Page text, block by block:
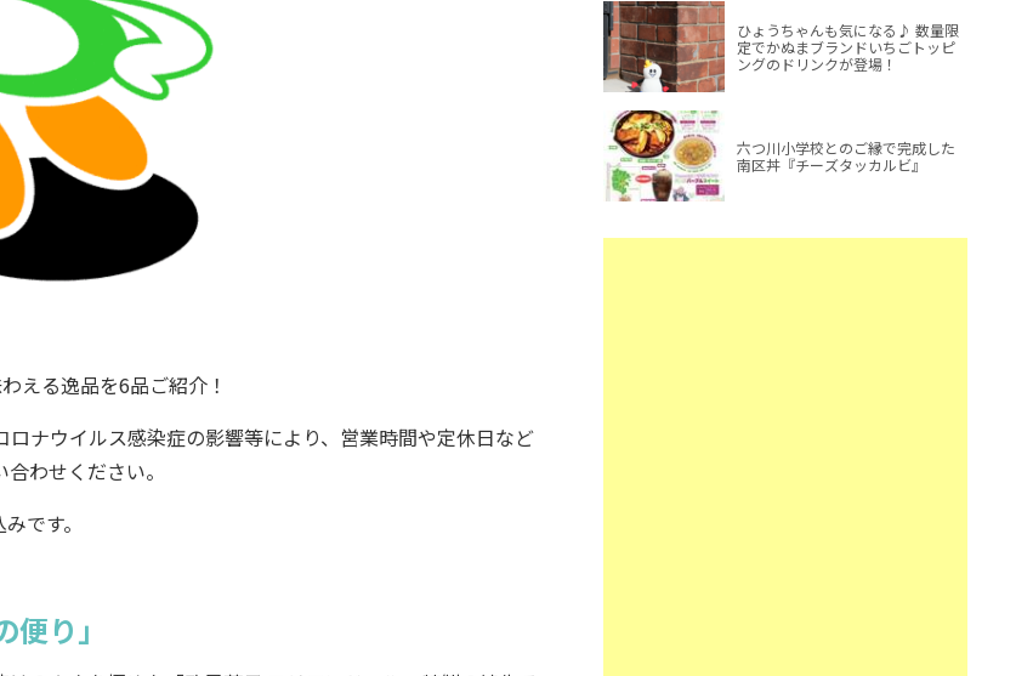
える逸品を6品ご紹介！
ナウイルス感染症の影響等により、営業時間や定休日など
わせください。
です。
り」
ひょうちゃんも気になる♪ 数量限
定でかぬまブランドいちごトッピ
ングのドリンクが登場！
六つ川小学校とのご縁で完成した
南区丼『チーズタッカルビ』